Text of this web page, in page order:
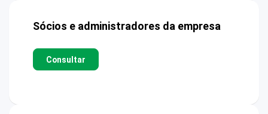
Sócios e administradores da empresa
Consultar